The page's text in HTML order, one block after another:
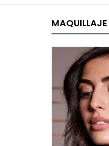
MAQUILLAJE